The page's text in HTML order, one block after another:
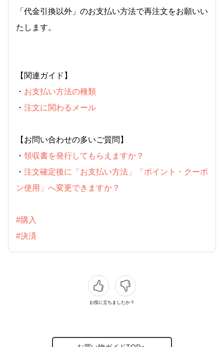
「代金引換以外」のお支払い方法で再注文をお願いい
たします。
【関連ガイド】
・ お支払い方法の種類
・ 注文に関わるメール
【お問い合わせの多いご質問】
・ 領収書を発行してもらえますか？
・ 注文確定後に「お支払い方法」「ポイント・クーポ
ン使用」へ変更できますか？
#購入
#決済
お役に立ちましたか？